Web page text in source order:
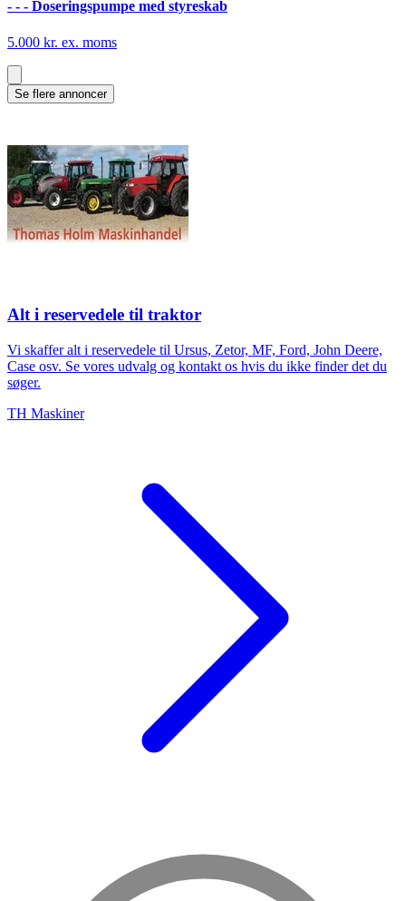
- - - Doseringspumpe med styreskab
5.000 kr. ex. moms
Se flere annoncer
Alt i reservedele til traktor
Vi skaffer alt i reservedele til Ursus, Zetor, MF, Ford, John Deere,
Case osv. Se vores udvalg og kontakt os hvis du ikke finder det du
søger.
TH Maskiner